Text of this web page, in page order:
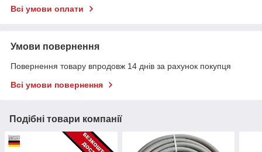
Всі умови оплати
Умови повернення
Повернення товару впродовж 14 днів за рахунок покупця
Всі умови повернення
Подібні товари компанії